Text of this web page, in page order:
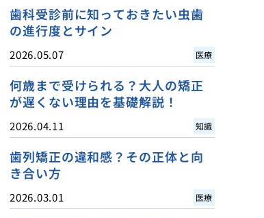
歯科受診前に知っておきたい虫歯
の進行度とサイン
2026.05.07 医療
何歳まで受けられる？大人の矯正
が遅くない理由を基礎解説！
2026.04.11 知識
歯列矯正の違和感？その正体と向
き合い方
2026.03.01 医療